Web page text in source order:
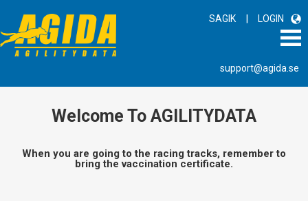
SAGIK | LOGIN
support@agida.se
Welcome To AGILITYDATA
When you are going to the racing tracks, remember to
bring the vaccination certificate.